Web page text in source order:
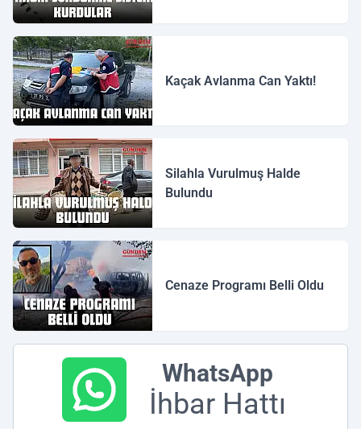
Kaçak Avlanma Can Yaktı!
Silahla Vurulmuş Halde
Bulundu
Cenaze Programı Belli Oldu
WhatsApp
İhbar Hattı